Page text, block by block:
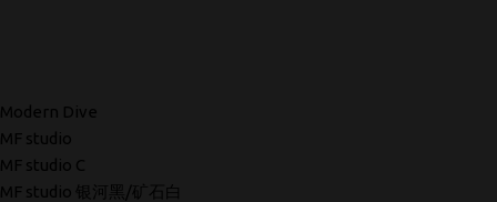
Modern Dive
MF studio
MF studio C
MF studio 银河黑/矿石白